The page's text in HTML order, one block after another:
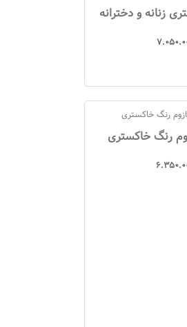
زنانه و دخترانه
رنگ خاکستری